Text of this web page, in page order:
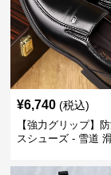
¥6,740 (税込)
【強力グリップ】
スシューズ - 雪道